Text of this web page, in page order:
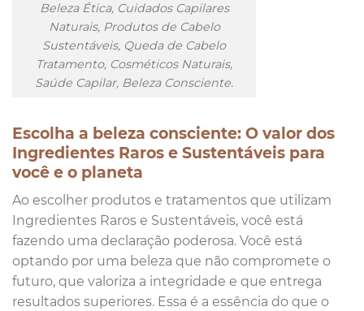
Beleza Ética, Cuidados Capilares
Naturais, Produtos de Cabelo
Sustentáveis, Queda de Cabelo
Tratamento, Cosméticos Naturais,
Saúde Capilar, Beleza Consciente.
Escolha a beleza consciente: O valor dos
Ingredientes Raros e Sustentáveis para
você e o planeta
Ao escolher produtos e tratamentos que utilizam
Ingredientes Raros e Sustentáveis, você está
fazendo uma declaração poderosa. Você está
optando por uma beleza que não compromete o
futuro, que valoriza a integridade e que entrega
resultados superiores. Essa é a essência do que o